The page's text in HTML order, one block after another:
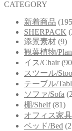
CATEGORY
新着商品
SHERPACK
添景素材 (9)
観葉植物/
イス/Chair
スツール/
テーブル/
ソファ/Sofa
棚/Shelf (81)
オフィス家
ベッド/Bed